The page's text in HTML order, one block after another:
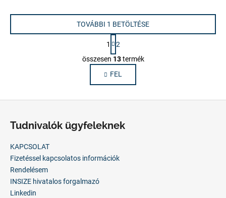
L
i
s
t
a
r
á
y
TOVÁBBI 1 BETÖLTÉSE
L
a
p
o
z
á
1
2
összesen 13termék
FEL
Tudnivalók ügyfeleknek
KAPCSOLAT
Fizetéssel kapcsolatos információk
Rendelésem
INSIZE hivatalos forgalmazó
Linkedin